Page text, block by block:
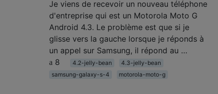
Je viens de recevoir un nouveau téléphone
d'entreprise qui est un Motorola Moto G
Android 4.3. Le problème est que si je
glisse vers la gauche lorsque je réponds à
un appel sur Samsung, il répond au …
8
4.2-jelly-bean
4.3-jelly-bean
samsung-galaxy-s-4
motorola-moto-g